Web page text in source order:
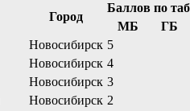
Город
Баллов по
МБ
ГБ
Новосибирск 5
Новосибирск 4
Новосибирск 3
Новосибирск 2